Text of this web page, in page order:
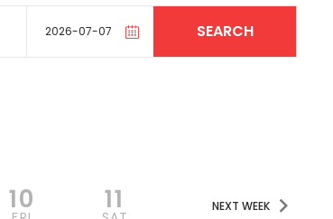
10 11 NEXT WEEK